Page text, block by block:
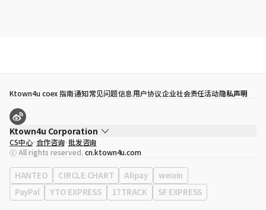
Ktown4u coex 指南通知常见问题信息用户协议企业社会责任活动隐私声明
Ktown4u Corporation
代表
宋効珉
营业执照 120-87-71116
公司地址 首尔特别市 江南区 岭东大路 513号 3楼 （三成洞， coex)
CS中心 合作咨询 批发咨询
ⓒ All rights reserved. cn.ktown4u.com
HANTEO CIRCLE CHART Alipay
weixin
PayPal
YTO EXPRESS 17TRACK SF EXPRESS